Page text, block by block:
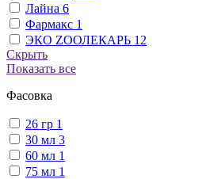
Лайна 6
Фармакс 1
ЭКО ZООЛЕКАРЬ 12
Скрыть
Показать все
Фасовка
26 гр 1
30 мл 3
60 мл 1
75 мл 1